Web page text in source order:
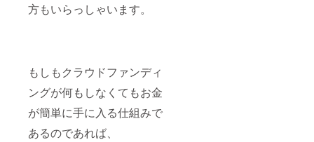
方もいらっしゃいます。
もしもクラウドファンディ
ングが何もしなくてもお金
が簡単に手に入る仕組みで
あるのであれば、